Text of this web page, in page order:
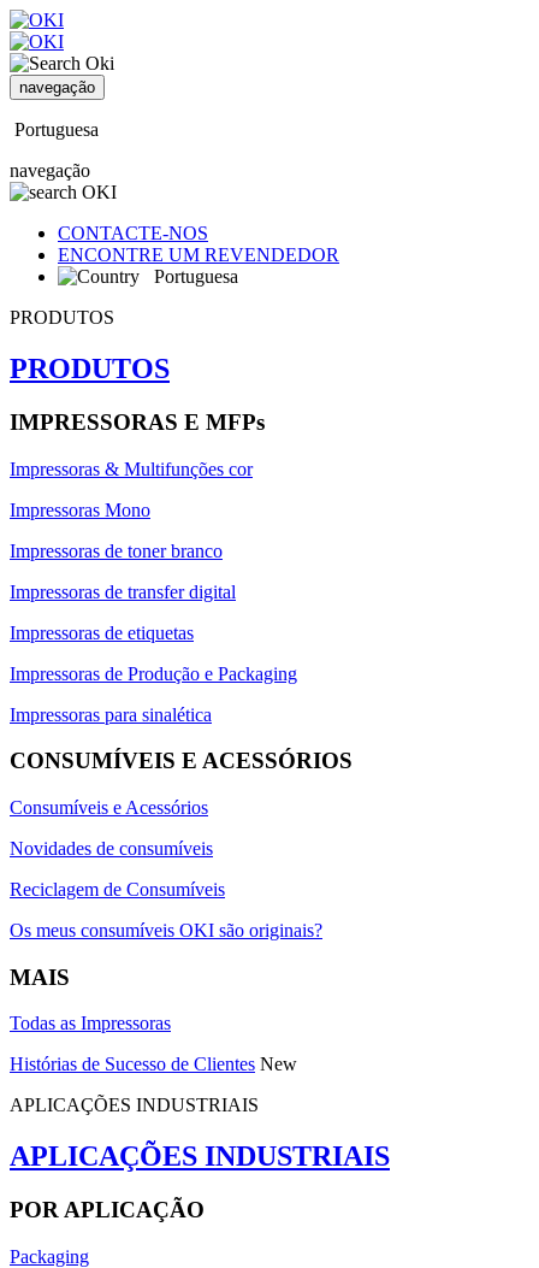
navegação
Portuguesa
navegação
CONTACTE-NOS
ENCONTRE UM REVENDEDOR
Portuguesa
PRODUTOS
PRODUTOS
IMPRESSORAS E MFPs
Impressoras & Multifunções cor
Impressoras Mono
Impressoras de toner branco
Impressoras de transfer digital
Impressoras de etiquetas
Impressoras de Produção e Packaging
Impressoras para sinalética
CONSUMÍVEIS E ACESSÓRIOS
Consumíveis e Acessórios
Novidades de consumíveis
Reciclagem de Consumíveis
Os meus consumíveis OKI são originais?
MAIS
Todas as Impressoras
Histórias de Sucesso de Clientes New
APLICAÇÕES INDUSTRIAIS
APLICAÇÕES INDUSTRIAIS
POR APLICAÇÃO
Packaging